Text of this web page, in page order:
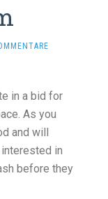
in a bid for
As you
and will
in
before they